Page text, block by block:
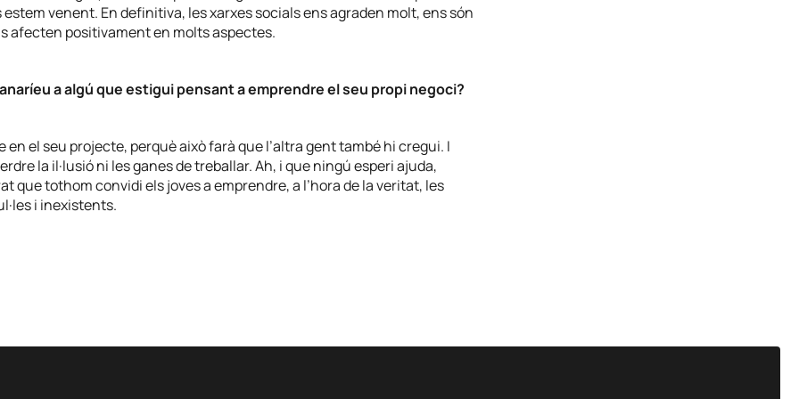
estem venent. En definitiva, les xarxes socials ens agraden molt, ens són
afecten positivament en molts aspectes.
a algú que estigui pensant a emprendre el seu propi negoci?
en el seu projecte, perquè això farà que l’altra gent també hi cregui. I
la il·lusió ni les ganes de treballar. Ah, i que ningú esperi ajuda,
que tothom convidi els joves a emprendre, a l’hora de la veritat, les
i inexistents.